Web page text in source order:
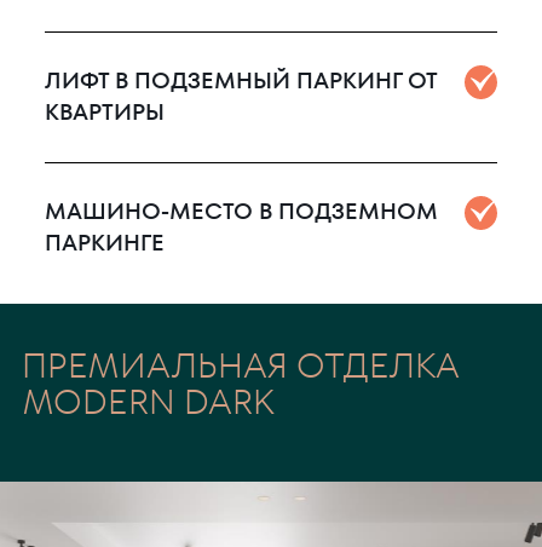
ЛИФТ В ПОДЗЕМНЫЙ ПАРКИНГ ОТ
КВАРТИРЫ
МАШИНО-МЕСТО В ПОДЗЕМНОМ
ПАРКИНГЕ
ПРЕМИАЛЬНАЯ ОТДЕЛКА
MODERN DARK